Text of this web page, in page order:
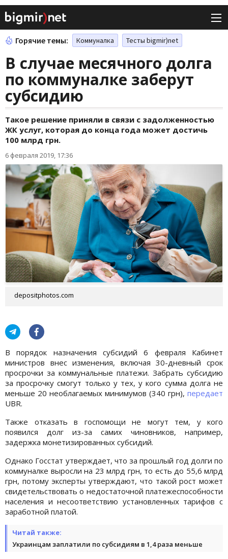
Горячие темы: Коммуналка Тесты bigmir)net
В случае месячного долга
по коммуналке заберут
субсидию
Такое решение приняли в связи с задолженностью
ЖК услуг, которая до конца года может достичь
100 млрд грн.
6 февраля 2019, 17:36
depositphotos.com
В порядок назначения субсидий 6 февраля Кабинет
министров внес изменения, включая 30-дневный срок
просрочки за коммунальные платежи. Забрать субсидию
за просрочку смогут только у тех, у кого сумма долга не
меньше 20 необлагаемых минимумов (340 грн), передает
UBR.
Также отказать в госпомощи не могут тем, у кого
появился долг из-за самих чиновников, например,
задержка монетизированных субсидий.
Однако Госстат утверждает, что за прошлый год долги по
коммуналке выросли на 23 млрд грн, то есть до 55,6 млрд
грн, потому эксперты утверждают, что такой рост может
свидетельствовать о недостаточной платежеспособности
населения и несоответствию установленных тарифов с
заработной платой.
Читай также:
Украинцам заплатили по субсидиям в 1,4 раза меньше